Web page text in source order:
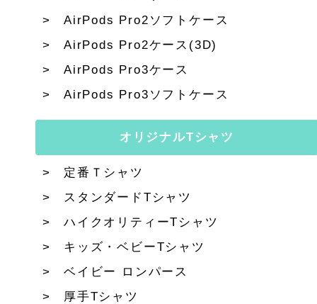
AirPods Pro2ソフトケース
AirPods Pro2ケース(3D)
AirPods Pro3ケース
AirPods Pro3ソフトケース
オリジナルTシャツ
定番Ｔシャツ
スタンダードTシャツ
ハイクオリティーTシャツ
キッズ・ベビーTシャツ
ベイビー ロンパース
厚手Tシャツ